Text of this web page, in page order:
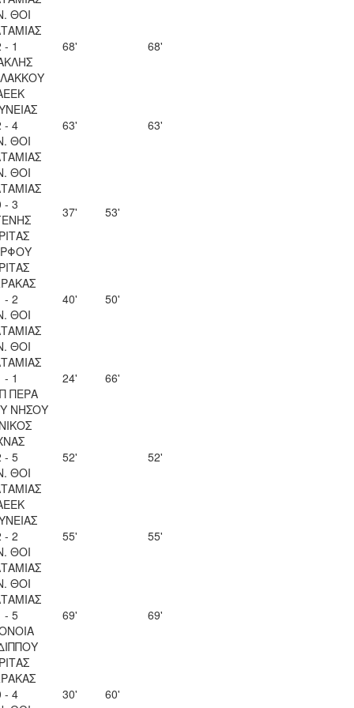
ΘΟΙ
- 1
68' 68'
- 4
ΘΟΙ
63' 63'
ΘΟΙ
- 3
37' 53'
- 2
ΘΟΙ
40' 50'
ΘΟΙ
- 1
ΠΕΡΑ
ΝΗΣΟΥ
24' 66'
- 5
ΘΟΙ
52' 52'
- 2
ΘΟΙ
55' 55'
ΘΟΙ
- 5
69' 69'
- 4
30' 60'